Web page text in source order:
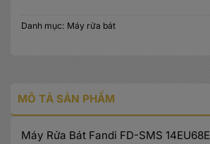
Danh mục: Máy rửa bát
MÔ TẢ SẢN PHẨM
Máy Rửa Bát Fandi FD-SMS 14EU68E